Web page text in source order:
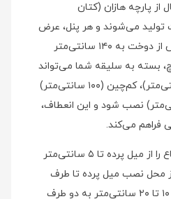
پارچه هازان (کتان
تولید می‌شوند و هر پنل، عرض
۱۵۰ سانتی‌متر دارد که پس از دوخت به ۱۴۰ سانتی‌متر
بسته به سلیقه شما می‌تواند
به صورت پرچین (۷۰ سانتی‌متر)، کم‌چین (۱۰۰ سانتی‌متر)
حالت (۱۱۰ سانتی‌متر) نصب شود و این انعطاف،
فراهم می‌کند.
برای اندازه‌گیری پرده، ارتفاع را از میل پرده تا ۵ سانتی‌متر
محل نصب میل پرده تا طرف
دیگر پنجره حساب کنید و ۱۰ تا ۲۰ سانتی‌متر به دو طرف